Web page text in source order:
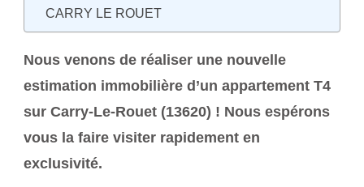
CARRY LE ROUET
Nous venons de réaliser une nouvelle
estimation immobilière d’un appartement T4
sur Carry-Le-Rouet (13620) ! Nous espérons
vous la faire visiter rapidement en
exclusivité.